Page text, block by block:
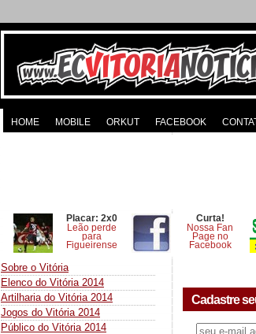
HOME MOBILE ORKUT FACEBOOK
Placar: 2x0
Leão perde
para
Figueirense
Curta!
Nossa Fan
Page no
Facebook
Sobre o Vitória
Elenco do Vitória 2014
Artilharia do Vitória 2014
Jogos do Vitória 2014
Público do Vitória 2014
Cadastre